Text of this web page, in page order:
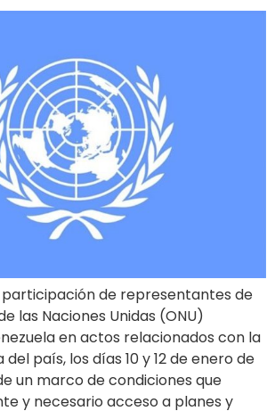
de representantes de
las Naciones Unidas (ONU)
en actos relacionados con la
país, los días 10 y 12 de enero de
un marco de condiciones que
y necesario acceso a planes y